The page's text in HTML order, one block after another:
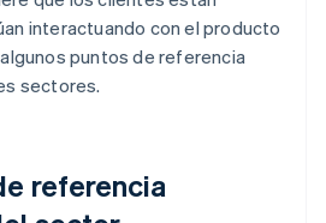
interactuando con el producto
puntos de referencia
sectores.
referencia